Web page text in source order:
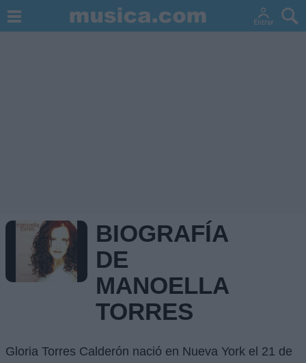
BIOGRAFÍA
DE
MANOELLA
TORRES
Gloria Torres Calderón nació en Nueva York el 21 de